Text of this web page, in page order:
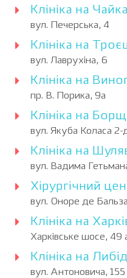
Клініка на
вул. Печерська, 4
Клініка на
вул. Лаврухіна, 6
Клініка на
пр. В. Порика, 9а
Клініка на
вул. Якуба Коласа 2-
Клініка на
вул. Вадима
Хірургічний
вул. Оноре де
Клініка на
Харківське шосе, 49
Клініка на
вул. Антоновича, 155